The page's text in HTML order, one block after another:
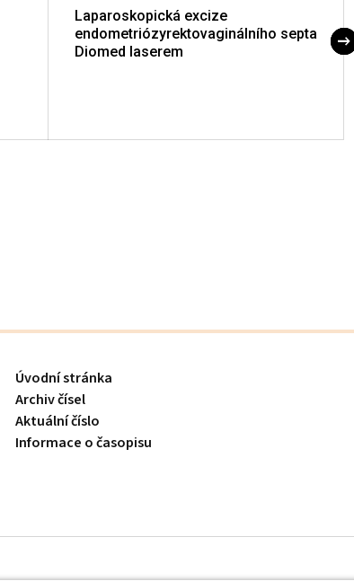
Laparoskopická excize
endometriózyrektovaginálního septa
Diomed laserem
Úvodní stránka
Archiv čísel
Aktuální číslo
Informace o časopisu